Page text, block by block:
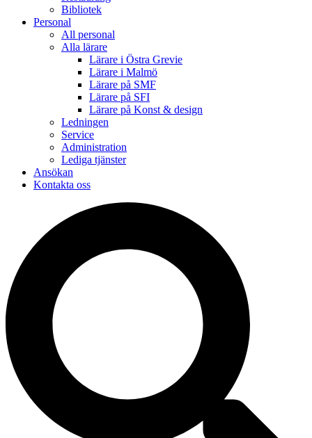
Bibliotek
Personal
All personal
Alla lärare
Lärare i Östra Grevie
Lärare i Malmö
Lärare på SMF
Lärare på SFI
Lärare på Konst & design
Ledningen
Service
Administration
Lediga tjänster
Ansökan
Kontakta oss